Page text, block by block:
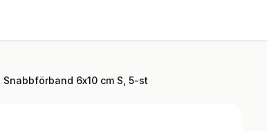
Snabbförband 6x10 cm S, 5-st